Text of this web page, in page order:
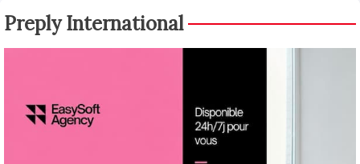
Preply International